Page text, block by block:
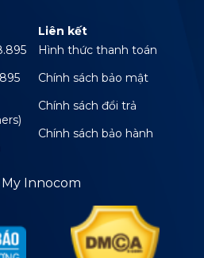
Liên kết
Hình thức thanh toán
Chính sách bảo mật
Chính sách đổi trả
Chính sách bảo hành
Innocom